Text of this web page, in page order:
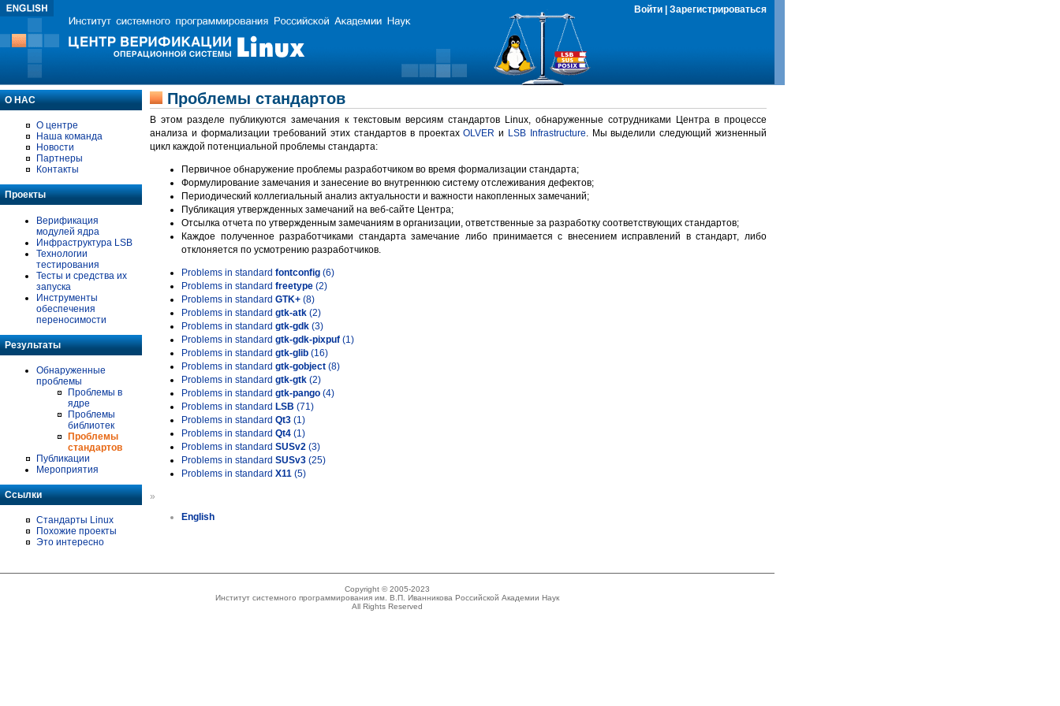
Войти Зарегистрироваться
О НАС
О центре
Наша команда
Новости
Партнеры
Контакты
Проекты
Верификация
модулей ядра
Инфраструктура LSB
Технологии
тестирования
Тесты и средства их
запуска
Инструменты
обеспечения
переносимости
Результаты
Обнаруженные
проблемы
Проблемы в
ядре
Проблемы
библиотек
Проблемы
стандартов
Публикации
Мероприятия
Ссылки
Стандарты Linux
Похожие проекты
Это интересно
Проблемы стандартов
В этом разделе публикуются замечания к текстовым версиям стандартов Linux, обнаруженные сотрудниками Центра в процессе
анализа и формализации требований этих стандартов в проектахOLVER и LSB Infrastructure. Мы выделили следующий жизненный
цикл каждой потенциальной проблемы стандарта:
Первичное обнаружение проблемы разработчиком во время формализации стандарта;
Формулирование замечания и занесение во внутреннюю систему отслеживания дефектов;
Периодический коллегиальный анализ актуальности и важности накопленных замечаний;
Публикация утвержденных замечаний на веб-сайте Центра;
Отсылка отчета по утвержденным замечаниям в организации, ответственные за разработку соответствующих стандартов;
Каждое полученное разработчиками стандарта замечание либо принимается с внесением исправлений в стандарт, либо
отклоняется по усмотрению разработчиков.
Problems in standard fontconfig (6)
Problems in standard freetype (2)
Problems in standard GTK+ (8)
Problems in standard gtk-atk (2)
Problems in standard gtk-gdk (3)
Problems in standard gtk-gdk-pixpuf (1)
Problems in standard gtk-glib (16)
Problems in standard gtk-gobject (8)
Problems in standard gtk-gtk (2)
Problems in standard gtk-pango (4)
Problems in standard LSB (71)
Problems in standard Qt3 (1)
Problems in standard Qt4 (1)
Problems in standard SUSv2 (3)
Problems in standard SUSv3 (25)
Problems in standard X11 (5)
»
English
Copyright © 2005-2023
Институт системного программирования им. В.П. Иванникова Российской Академии Наук
All Rights Reserved